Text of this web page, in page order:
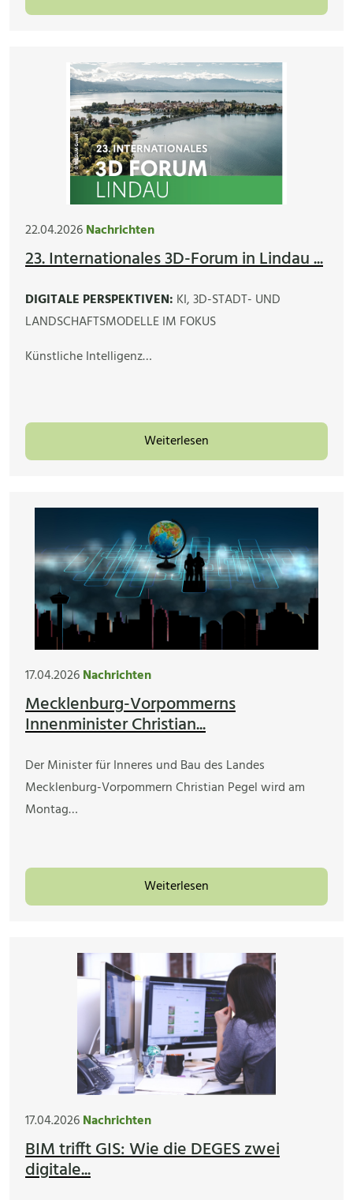
22.04.2026Nachrichten
23. Internationales 3D-Forum in Lindau ...
DIGITALE PERSPEKTIVEN: KI, 3D-STADT- UND
LANDSCHAFTSMODELLE IM FOKUS
Künstliche Intelligenz…
Weiterlesen
17.04.2026Nachrichten
Mecklenburg-Vorpommerns
Innenminister Christian...
Der Minister für Inneres und Bau des Landes
Mecklenburg-Vorpommern Christian Pegel wird am
Montag…
Weiterlesen
17.04.2026Nachrichten
BIM trifft GIS: Wie die DEGES zwei
digitale...